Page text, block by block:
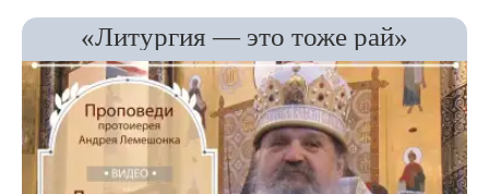
«Литургия — это тоже рай»